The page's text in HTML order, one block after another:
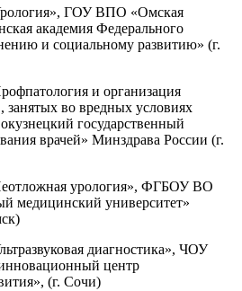
ГОУ ВПО «Омская
академия Федерального
и социальному развитию» (г.
и организация
занятых во вредных условиях
государственный
врачей» Минздрава России (г.
урология», ФГБОУ ВО
медицинский университет»
диагностика», ЧОУ
центр
(г. Сочи)